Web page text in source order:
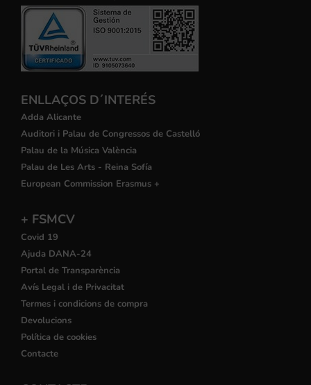
ENLLAÇOS D´INTERÉS
Adda Alicante
Auditori i Palau de Congressos de Castelló
Palau de la Música València
Palau de Les Arts - Reina Sofía
European Commission Erasmus +
+ FSMCV
Covid 19
Ajuda DANA-24
Portal de Transparència
Avís Legal i de Privacitat
Termes i condicions de compra
Devolucions
Política de cookies
Contacte